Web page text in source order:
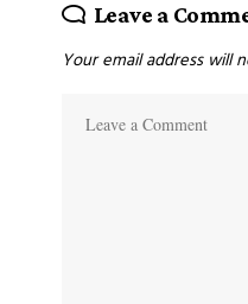
Leave a
Your email address will